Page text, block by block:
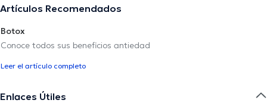
Artículos Recomendados
Botox
Conoce todos sus beneficios antiedad
Leer el artículo completo
Enlaces Útiles